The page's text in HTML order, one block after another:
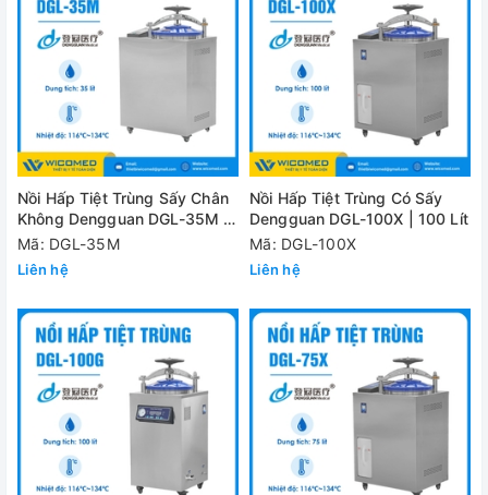
Nồi Hấp Tiệt Trùng Sấy Chân
Không Dengguan DGL-35M |
35 Lít
Mã: DGL-35M
Liên hệ
Nồi Hấp Tiệt Trùng Có Sấy
Dengguan DGL-100X | 100 Lít
Mã: DGL-100X
Liên hệ